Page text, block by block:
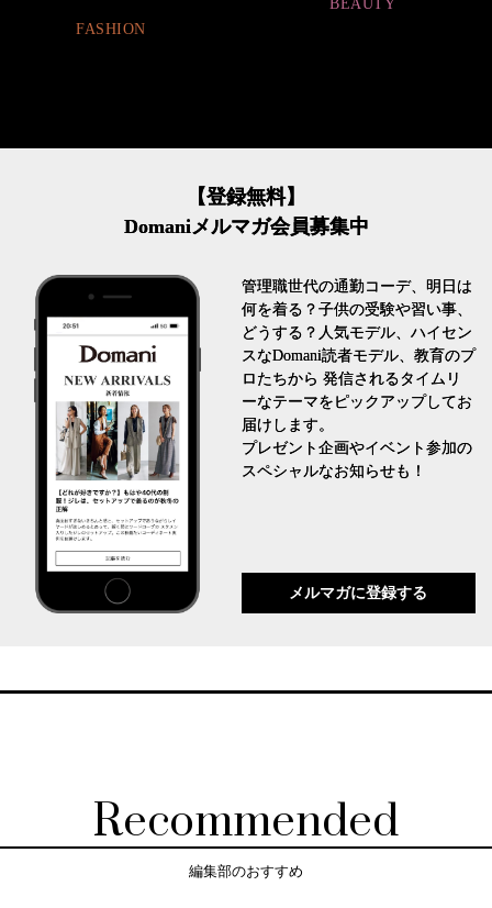
【登録無料】
Domaniメルマガ会員募集中
管理職世代の通勤コーデ、明日は
何を着る？子供の受験や習い事、
どうする？人気モデル、ハイセン
スなDomani読者モデル、教育のプ
ロたちから 発信されるタイムリ
ーなテーマをピックアップしてお
届けします。
プレゼント企画やイベント参加の
スペシャルなお知らせも！
メルマガに登録する
Recommended
編集部のおすすめ